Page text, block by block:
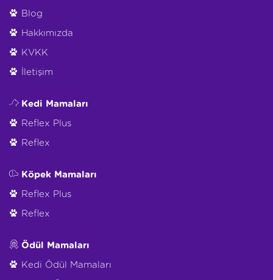
Blog
Hakkımızda
KVKK
İletişim
Kedi Mamaları
Reflex Plus
Reflex
Köpek Mamaları
Reflex Plus
Reflex
Ödül Mamaları
Kedi Ödül Mamaları